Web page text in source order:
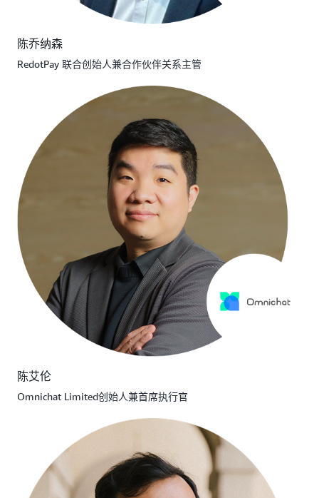
陈乔纳森
RedotPay 联合创始人兼合作伙伴关系主管
陈艾伦
Omnichat Limited创始人兼首席执行官